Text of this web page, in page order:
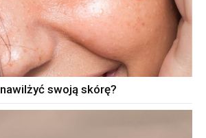
swoją skórę?